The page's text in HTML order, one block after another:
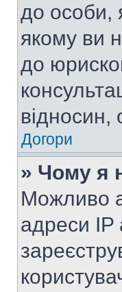
до особи,
якому ви
до
відносин,
Догори
» Чому я
Можливо
адреси IP